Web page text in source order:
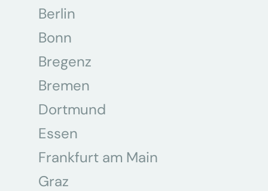
Berlin
Bonn
Bregenz
Bremen
Dortmund
Essen
Frankfurt am Main
Graz